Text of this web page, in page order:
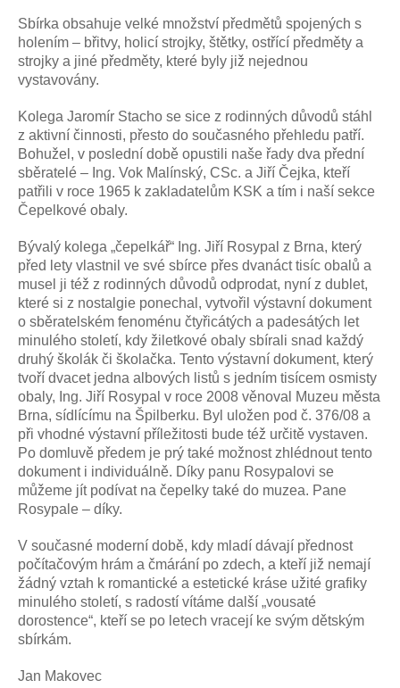
Sbírka obsahuje velké množství předmětů spojených s
holením – břitvy, holicí strojky, štětky, ostřící předměty a
strojky a jiné předměty, které byly již nejednou
vystavovány.
Kolega Jaromír Stacho se sice z rodinných důvodů stáhl
z aktivní činnosti, přesto do současného přehledu patří.
Bohužel, v poslední době opustili naše řady dva přední
sběratelé – Ing. Vok Malínský, CSc. a Jiří Čejka, kteří
patřili v roce 1965 k zakladatelům KSK a tím i naší sekce
Čepelkové obaly.
Bývalý kolega „čepelkář“ Ing. Jiří Rosypal z Brna, který
před lety vlastnil ve své sbírce přes dvanáct tisíc obalů a
musel ji též z rodinných důvodů odprodat, nyní z dublet,
které si z nostalgie ponechal, vytvořil výstavní dokument
o sběratelském fenoménu čtyřicátých a padesátých let
minulého století, kdy žiletkové obaly sbírali snad každý
druhý školák či školačka. Tento výstavní dokument, který
tvoří dvacet jedna albových listů s jedním tisícem osmisty
obaly, Ing. Jiří Rosypal v roce 2008 věnoval Muzeu města
Brna, sídlícímu na Špilberku. Byl uložen pod č. 376/08 a
při vhodné výstavní příležitosti bude též určitě vystaven.
Po domluvě předem je prý také možnost zhlédnout tento
dokument i individuálně. Díky panu Rosypalovi se
můžeme jít podívat na čepelky také do muzea. Pane
Rosypale – díky.
V současné moderní době, kdy mladí dávají přednost
počítačovým hrám a čmárání po zdech, a kteří již nemají
žádný vztah k romantické a estetické kráse užité grafiky
minulého století, s radostí vítáme další „vousaté
dorostence“, kteří se po letech vracejí ke svým dětským
sbírkám.
Jan Makovec